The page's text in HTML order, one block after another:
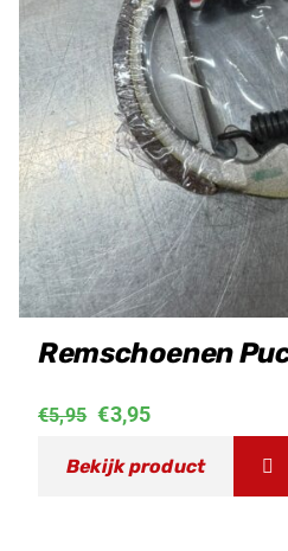
Remschoenen
€5,95 Oorspronkelijke
prijs
€3,95Huidige
prijs
Bekijk product